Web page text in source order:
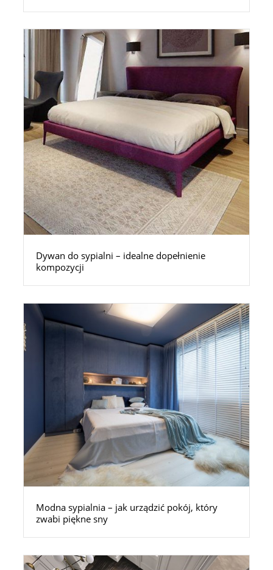
Dywan do sypialni – idealne dopełnienie
kompozycji
Modna sypialnia – jak urządzić pokój, który
zwabi piękne sny